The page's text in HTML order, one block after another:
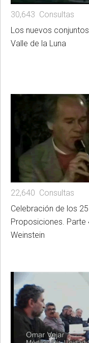
30,643 Consultas
Los nuevos
Valle de la Luna
22,640 Consultas
Celebración de los
Proposiciones. Parte
Weinstein